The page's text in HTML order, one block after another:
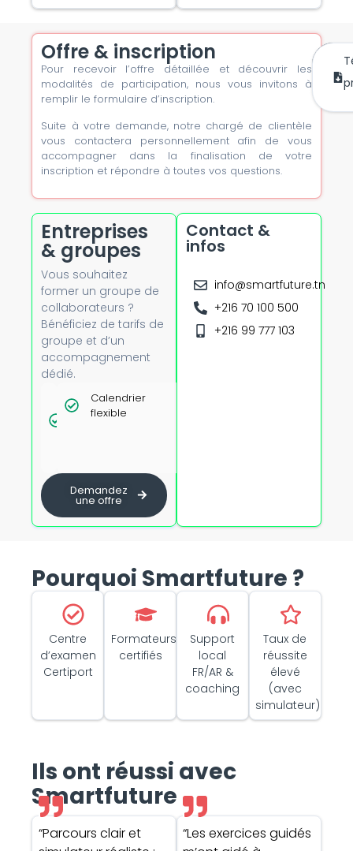
Offre & inscription
Pour recevoir l’offre détaillée et découvrir les
modalités de participation, nous vous invitons à
remplir le formulaire d’inscription.
Suite à votre demande, notre chargé de clientèle
vous contactera personnellement afin de vous
accompagner dans la finalisation de votre
inscription et répondre à toutes vos questions.
Entreprises
& groupes
Vous souhaitez
former un groupe de
collaborateurs ?
Bénéficiez de tarifs de
groupe et d’un
accompagnement
dédié.
Tarifs
dégressifs
Calendrier
flexible
Demandez
une offre
Contact &
infos
info@smartfuture.tn
+216 70 100 500
+216 99 777 103
Pourquoi Smartfuture ?
Centre
d’examen
Certiport
Formateurs
certifiés
Support
local
FR/AR &
coaching
Taux de
réussite
élevé
(avec
simulateur)
Ils ont réussi avec
Smartfuture
“Parcours clair et
“Les exercices guidés